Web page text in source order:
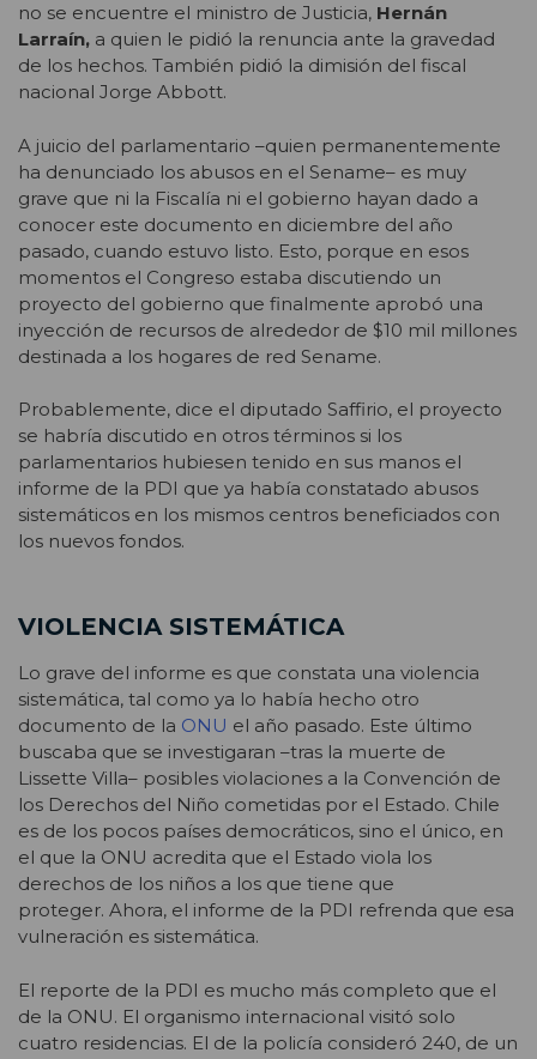
no se encuentre el ministro de Justicia, Hernán
Larraín, a quien le pidió la renuncia ante la gravedad
de los hechos. También pidió la dimisión del fiscal
nacional Jorge Abbott.
A juicio del parlamentario –quien permanentemente
ha denunciado los abusos en el Sename– es muy
grave que ni la Fiscalía ni el gobierno hayan dado a
conocer este documento en diciembre del año
pasado, cuando estuvo listo. Esto, porque en esos
momentos el Congreso estaba discutiendo un
proyecto del gobierno que finalmente aprobó una
inyección de recursos de alrededor de $10 mil millones
destinada a los hogares de red Sename.
Probablemente, dice el diputado Saffirio, el proyecto
se habría discutido en otros términos si los
parlamentarios hubiesen tenido en sus manos el
informe de la PDI que ya había constatado abusos
sistemáticos en los mismos centros beneficiados con
los nuevos fondos.
VIOLENCIA SISTEMÁTICA
Lo grave del informe es que constata una violencia
sistemática, tal como ya lo había hecho otro
documento de la ONU el año pasado. Este último
buscaba que se investigaran –tras la muerte de
Lissette Villa– posibles violaciones a la Convención de
los Derechos del Niño cometidas por el Estado. Chile
es de los pocos países democráticos, sino el único, en
el que la ONU acredita que el Estado viola los
derechos de los niños a los que tiene que
proteger. Ahora, el informe de la PDI refrenda que esa
vulneración es sistemática.
El reporte de la PDI es mucho más completo que el
de la ONU. El organismo internacional visitó solo
cuatro residencias. El de la policía consideró 240, de un